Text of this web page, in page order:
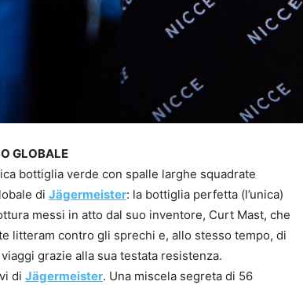
GLOBALE
bottiglia verde con spalle larghe squadrate
di Jägermeister: la bottiglia perfetta (l’unica)
messi in atto dal suo inventore, Curt Mast, che
litteram contro gli sprechi e, allo stesso tempo, di
grazie alla sua testata resistenza.
di Jägermeister. Una miscela segreta di 56